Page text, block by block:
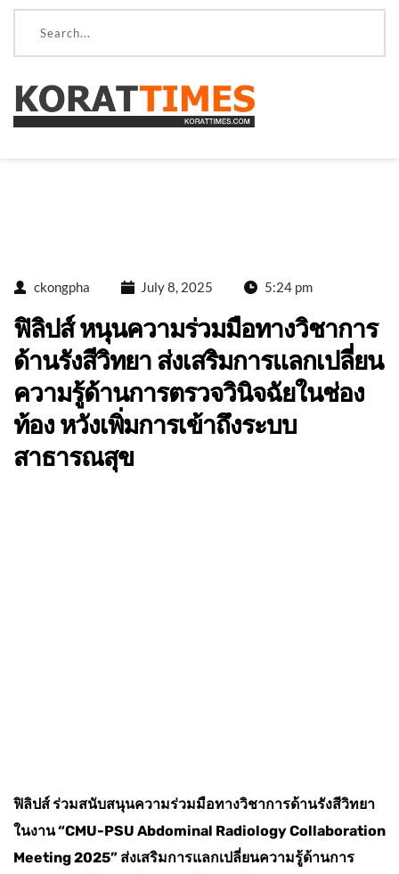
ckongpha July 8, 2025 5:24 pm
ฟิลิปส์ หนุนความร่วมมือทางวิชาการ
ด้านรังสีวิทยา ส่งเสริมการแลกเปลี่ยน
ความรู้ด้านการตรวจวินิจฉัยในช่อง
ท้อง หวังเพิ่มการเข้าถึงระบบ
สาธารณสุข
ฟิลิปส์ ร่วมสนับสนุนความร่วมมือทางวิชาการด้านรังสีวิทยา
ในงาน “CMU-PSU Abdominal Radiology Collaboration
Meeting 2025” ส่งเสริมการแลกเปลี่ยนความรู้ด้านการ